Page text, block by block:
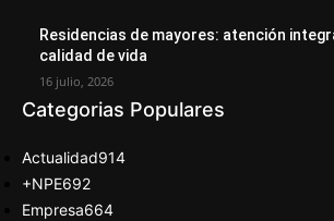
Residencias de mayores: atención
calidad de vida
16 julio, 2026
Categorias Populares
Actualidad914
+NPE692
Empresa664